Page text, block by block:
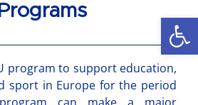
program to support education,
sport in Europe for the period